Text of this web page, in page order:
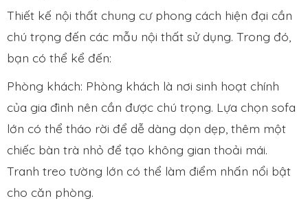
Thiết kế nội thất chung cư phong cách hiện đại cần
chú trọng đến các mẫu nội thất sử dụng. Trong đó,
bạn có thể kể đến:
Phòng khách: Phòng khách là nơi sinh hoạt chính
của gia đình nên cần được chú trọng. Lựa chọn sofa
lớn có thể tháo rời để dễ dàng dọn dẹp, thêm một
chiếc bàn trà nhỏ để tạo không gian thoải mái.
Tranh treo tường lớn có thể làm điểm nhấn nổi bật
cho căn phòng.